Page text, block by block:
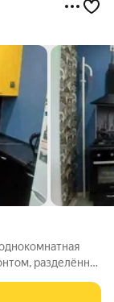
разделённая
это плюс еще 5